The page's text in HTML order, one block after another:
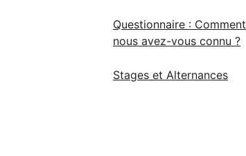
Questionnaire : Comment
nous avez-vous connu ?
Stages et Alternances